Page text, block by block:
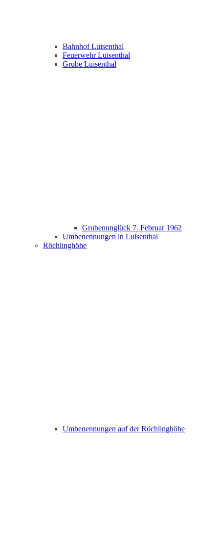
Bahnhof Luisenthal
Feuerwehr Luisenthal
Grube Luisenthal
Grubenunglück 7. Februar 1962
Umbenennungen in Luisenthal
Röchlinghöhe
Umbenennungen auf der Röchlinghöhe